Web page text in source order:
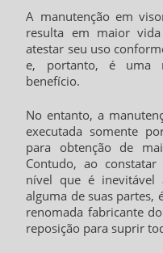
A manutenção em
resulta em maior
atestar seu uso
e, portanto, é uma
benefício.
No entanto, a
executada somente
para obtenção de
Contudo, ao constatar
nível que é
alguma de suas partes,
renomada fabricante
reposição para suprir